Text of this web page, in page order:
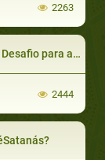
2263
a Humanidade
2444